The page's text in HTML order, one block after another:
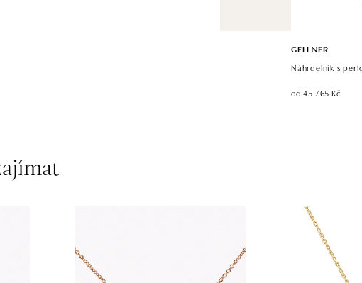
GELLNER
Náhrdelník s
od 45 765 Kč